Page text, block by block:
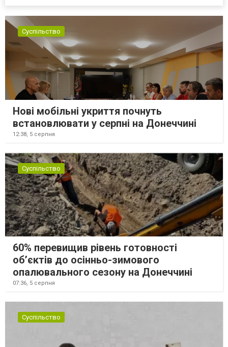
Суспільство
Нові мобільні укриття почнуть
встановлювати у серпні на Донеччині
12:38, 5 серпня
Суспільство
60% перевищив рівень готовності
об’єктів до осінньо-зимового
опалювального сезону на Донеччині
07:36, 5 серпня
Суспільство